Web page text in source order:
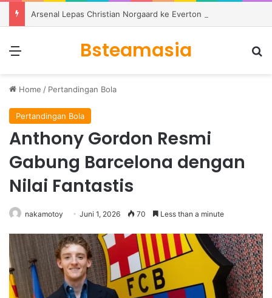
Bsteamasia
Home / Pertandingan Bola
Pertandingan Bola
Anthony Gordon Resmi
Gabung Barcelona dengan
Nilai Fantastis
nakamotoy Juni 1, 2026 70 Less than a minute